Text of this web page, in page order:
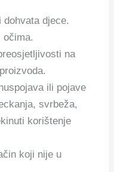
dohvata djece.
očima.
na
ili pojave
svrbeža,
korištenje
koji nije u